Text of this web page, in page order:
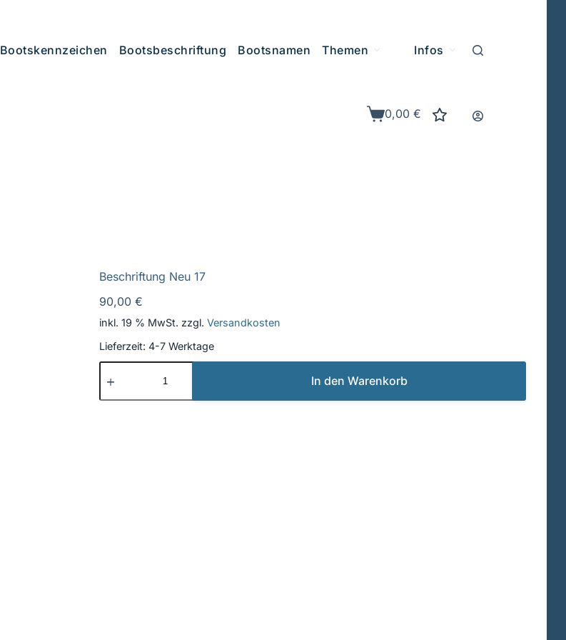
Bootskennzeichen Bootsbeschriftung Bootsnamen Themen Infos
Warenkorb
0,00€
Beschriftung Neu 17
90,00€
inkl. 19 % MwSt. zzgl.Versandkosten
Lieferzeit:4-7 Werktage
Neu
17
In den Warenkorb